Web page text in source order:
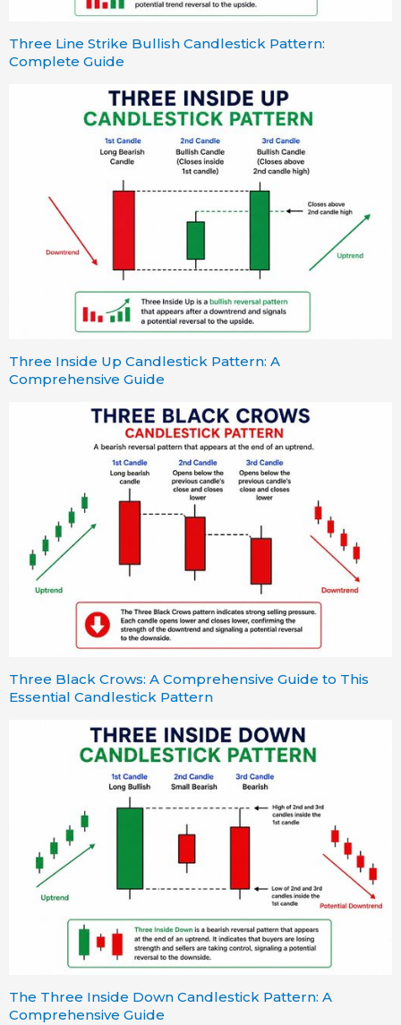
Three Line Strike Bullish Candlestick Pattern:
Complete Guide
Three Inside Up Candlestick Pattern: A
Comprehensive Guide
Three Black Crows: A Comprehensive Guide to This
Essential Candlestick Pattern
The Three Inside Down Candlestick Pattern: A
Comprehensive Guide